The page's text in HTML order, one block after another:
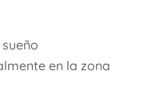
en la zona